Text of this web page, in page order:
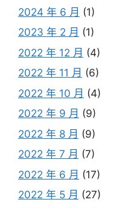
2024 年 6 月 (1)
2023 年 2 月 (1)
2022 年 12 月 (4)
2022 年 11 月 (6)
2022 年 10 月 (4)
2022 年 9 月 (9)
2022 年 8 月 (9)
2022 年 7 月 (7)
2022 年 6 月 (17)
2022 年 5 月 (27)